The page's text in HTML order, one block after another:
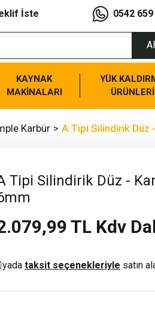
İste 0542
KAYNAK
MAKİNALARI
YÜK
ÜRÜNLERİ
Karbür A Tipi Silindirik Düz
Tipi Silindirik Düz -
TL Kdv
yada taksit seçenekleriyle satın